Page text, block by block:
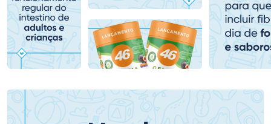
Comprar sem Desconto
Por R$ 139,90/cada
Comprar sem Desconto
Por R$ 139,90/cada
Comprar sem Desconto
Por R$ 478,99/cada
Comprar sem Desconto
Por R$ 478,99/cada